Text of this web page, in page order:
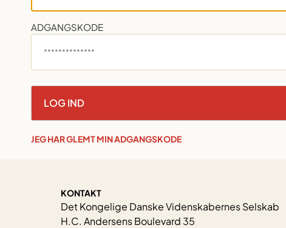
ADGANGSKODE
JEG HAR GLEMT MIN ADGANGSKODE
KONTAKT
Det Kongelige Danske Videnskabernes Selskab
H.C. Andersens Boulevard 35